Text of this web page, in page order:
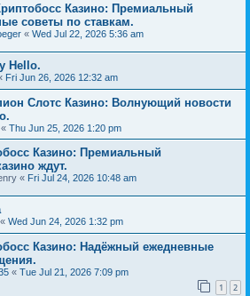
Казино: Премиальный
советы по ставкам.
« Wed Jul 22, 2026 5:36 am
Hello.
Fri Jun 26, 2026 12:32 am
Слотс Казино: Волнующий новости
« Thu Jun 25, 2026 1:20 pm
Казино: Премиальный
ждут.
« Fri Jul 24, 2026 10:48 am
« Wed Jun 24, 2026 1:32 pm
Казино: Надёжный ежедневные
« Tue Jul 21, 2026 7:09 pm
1 2